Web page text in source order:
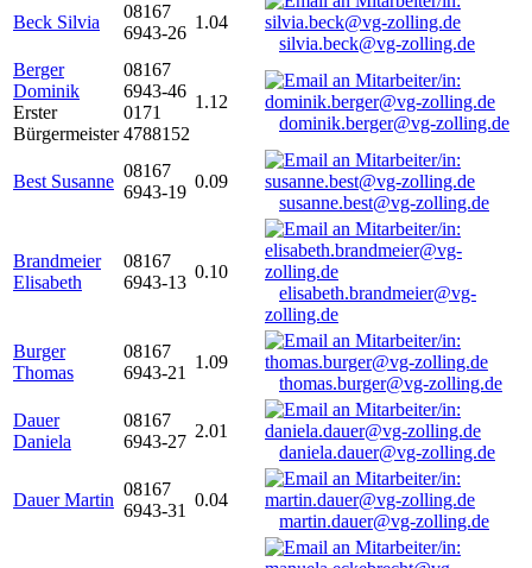
Beck Silvia
08167
6943-26
1.04
silvia.beck@vg-zolling.de
Berger
Dominik
Erster
Bürgermeister
08167
6943-46
0171
4788152
1.12
dominik.berger@vg-zolling.de
Best Susanne
08167
6943-19
0.09
susanne.best@vg-zolling.de
Brandmeier
Elisabeth
08167
6943-13
0.10
elisabeth.brandmeier@vg-
zolling.de
Burger
Thomas
08167
6943-21
1.09
thomas.burger@vg-zolling.de
Dauer
Daniela
08167
6943-27
2.01
daniela.dauer@vg-zolling.de
Dauer Martin
08167
6943-31
0.04
martin.dauer@vg-zolling.de